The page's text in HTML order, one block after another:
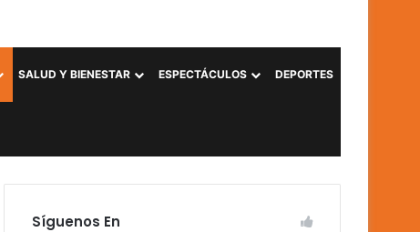
SALUD Y BIENESTAR ESPECTÁCULOS DEPORTES
Síguenos En